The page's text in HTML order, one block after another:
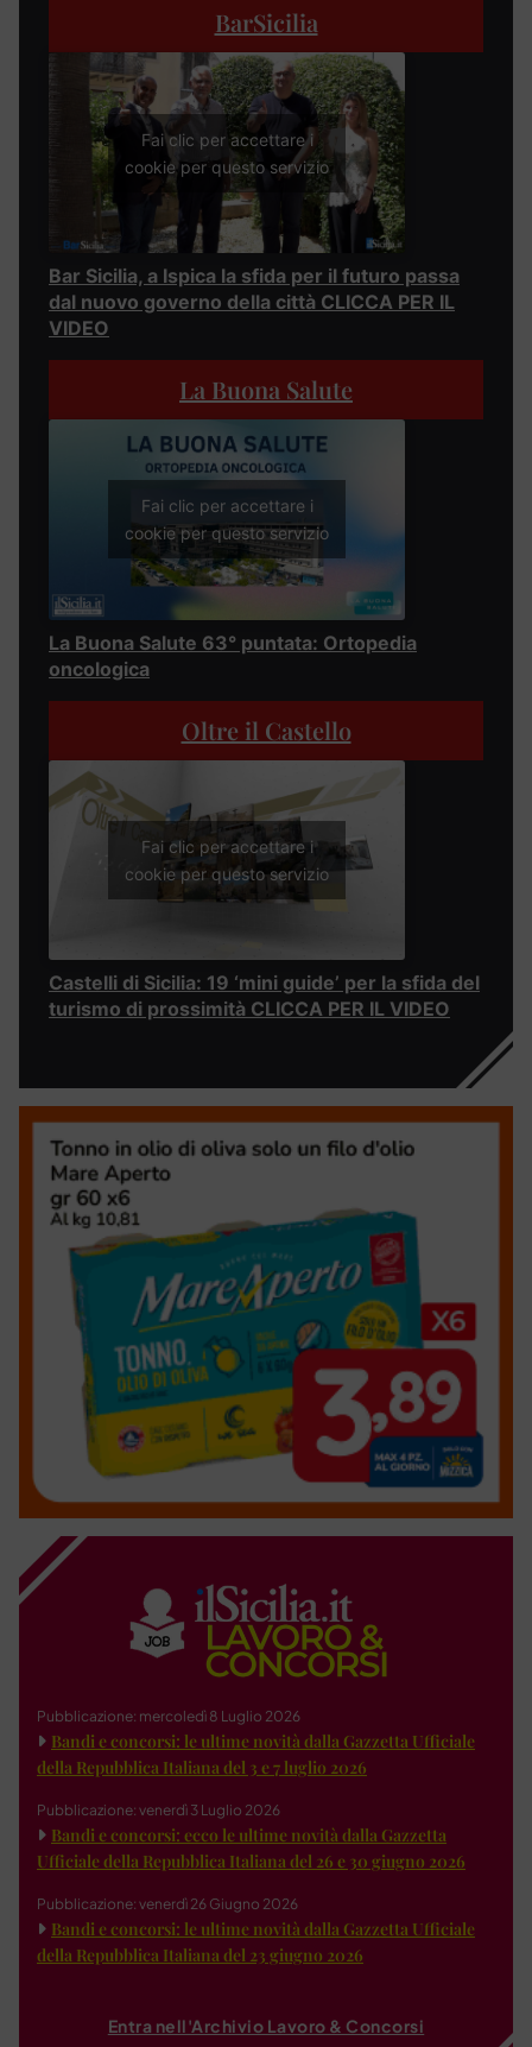
BarSicilia
Fai clic per accettare i
cookie per questo servizio
Bar Sicilia, a Ispica la sfida per il futuro passa
dal nuovo governo della città CLICCA PER IL
VIDEO
La Buona Salute
Fai clic per accettare i
cookie per questo servizio
La Buona Salute 63° puntata: Ortopedia
oncologica
Oltre il Castello
Fai clic per accettare i
cookie per questo servizio
Castelli di Sicilia: 19 ‘mini guide’ per la sfida del
turismo di prossimità CLICCA PER IL VIDEO
Pubblicazione: mercoledì 8 Luglio 2026
Bandi e concorsi: le ultime novità dalla Gazzetta Ufficiale
della Repubblica Italiana del 3 e 7 luglio 2026
Pubblicazione: venerdì 3 Luglio 2026
Bandi e concorsi: ecco le ultime novità dalla Gazzetta
Ufficiale della Repubblica Italiana del 26 e 30 giugno 2026
Pubblicazione: venerdì 26 Giugno 2026
Bandi e concorsi: le ultime novità dalla Gazzetta Ufficiale
della Repubblica Italiana del 23 giugno 2026
Entra nell'Archivio Lavoro & Concorsi